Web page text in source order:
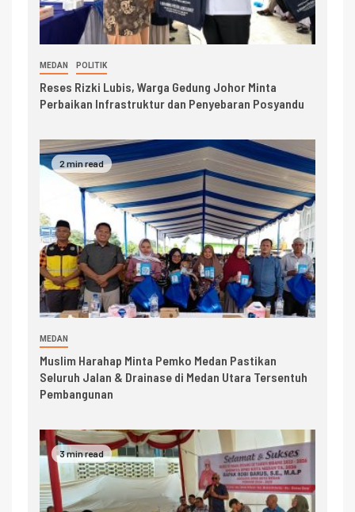
MEDAN POLITIK
Reses Rizki Lubis, Warga Gedung Johor Minta
Perbaikan Infrastruktur dan Penyebaran Posyandu
2 min read
MEDAN
Muslim Harahap Minta Pemko Medan Pastikan
Seluruh Jalan & Drainase di Medan Utara Tersentuh
Pembangunan
3 min read